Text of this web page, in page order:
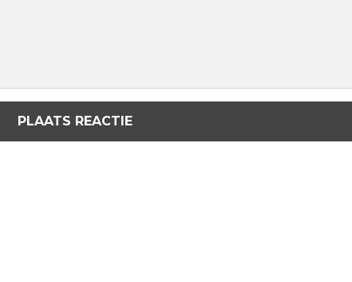
PLAATS REACTIE